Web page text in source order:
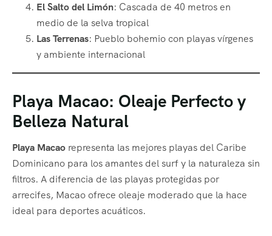
El Salto del Limón: Cascada de 40 metros en
medio de la selva tropical
Las Terrenas: Pueblo bohemio con playas vírgenes
y ambiente internacional
Playa Macao: Oleaje Perfecto y
Belleza Natural
Playa Macao representa las mejores playas del Caribe
Dominicano para los amantes del surf y la naturaleza sin
filtros. A diferencia de las playas protegidas por
arrecifes, Macao ofrece oleaje moderado que la hace
ideal para deportes acuáticos.